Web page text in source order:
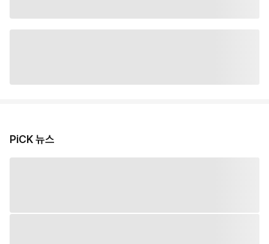
PiCK 뉴스